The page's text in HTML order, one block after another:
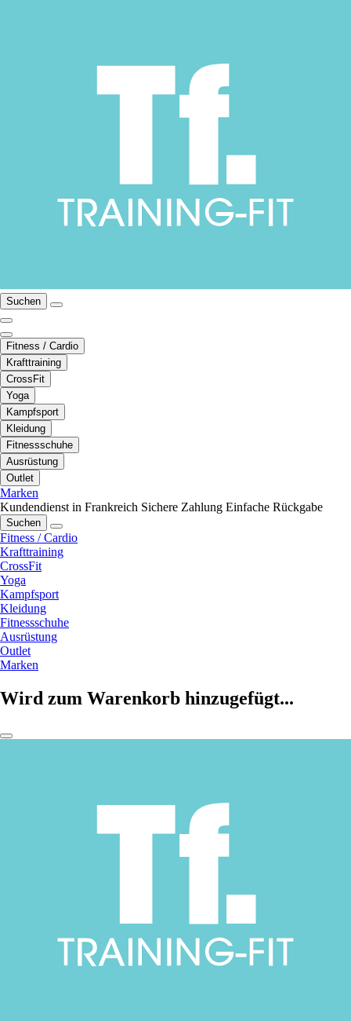
Suchen
Fitness / Cardio
Krafttraining
CrossFit
Yoga
Kampfsport
Kleidung
Fitnessschuhe
Ausrüstung
Outlet
Marken
Kundendienst in Frankreich Sichere Zahlung Einfache Rückgabe
Suchen
Fitness / Cardio
Krafttraining
CrossFit
Yoga
Kampfsport
Kleidung
Fitnessschuhe
Ausrüstung
Outlet
Marken
Wird zum Warenkorb hinzugefügt...